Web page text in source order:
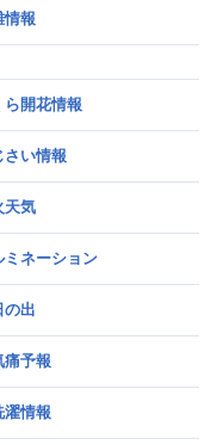
情報
ら開花情報
さい情報
天気
ミネーション
の出
痛予報
濯情報